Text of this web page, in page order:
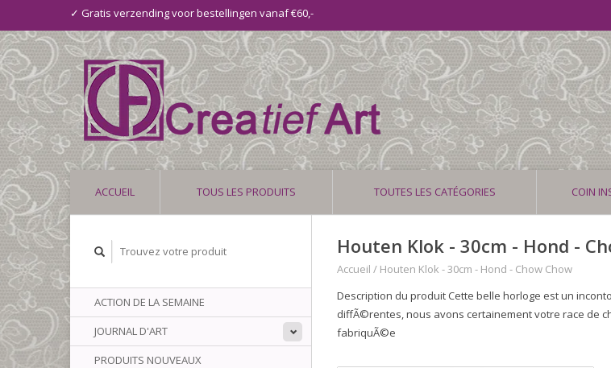
✓ Gratis verzending voor bestellingen vanaf €60,-
ACCUEIL TOUS LES PRODUITS TOUTES LES CATÉGORIES COIN
ACTION DE LA SEMAINE
JOURNAL D'ART
PRODUITS NOUVEAUX
Houten Klok - 30cm - Hond -
Accueil / Houten Klok - 30cm - Hond - Chow Chow
Description du produit Cette belle horloge est un
diffÃ©rentes, nous avons certainement votre race de
fabriquÃ©e